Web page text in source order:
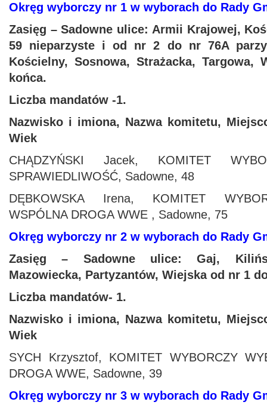
Okręg wyborczy nr 1 w wyborach do Rady
Zasięg – Sadowne ulice: Armii Krajowej,
59 nieparzyste i od nr 2 do nr 76A
Kościelny, Sosnowa, Strażacka,
końca.
Liczba mandatów -1.
Nazwisko i imiona, Nazwa komitetu,
Wiek
CHĄDZYŃSKI Jacek, KOMITET
SPRAWIEDLIWOŚĆ, Sadowne, 48
DĘBKOWSKA Irena, KOMITET
WSPÓLNA DROGA WWE , Sadowne, 75
Okręg wyborczy nr 2 w wyborach do Rady
Zasięg – Sadowne ulice: Gaj,
Mazowiecka, Partyzantów, Wiejska od nr 1
Liczba mandatów- 1.
Nazwisko i imiona, Nazwa komitetu,
Wiek
SYCH Krzysztof, KOMITET WYBORCZY
DROGA WWE, Sadowne, 39
Okręg wyborczy nr 3 w wyborach do Rady